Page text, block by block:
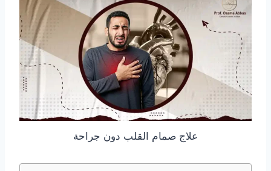
علاج صمام القلب دون جراحة